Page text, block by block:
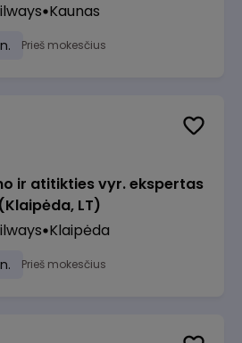
Kaunas
Prieš mokesčius
ir atitikties vyr. ekspertas
LT)
Klaipėda
Prieš mokesčius